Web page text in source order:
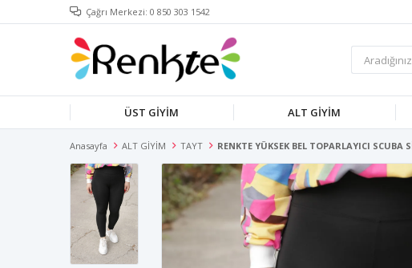
Çağrı Merkezi: 0 850 303 1542
ÜST GİYİM ALT GİYİM
Anasayfa ALT GİYİM TAYT RENKTE YÜKSEK BEL TOPARLAYICI SCUBA